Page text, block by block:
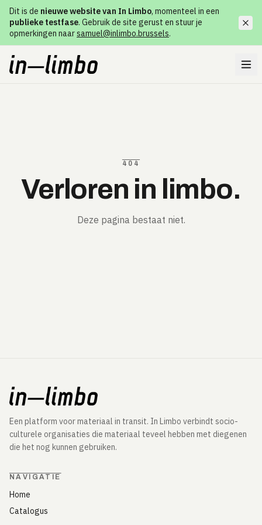
Dit is de nieuwe website van In Limbo, momenteel in een
publieke testfase. Gebruik de site gerust en stuur je
opmerkingen naarsamuel@inlimbo.brussels.
404
Verloren in limbo.
Deze pagina bestaat niet.
Een platform voor materiaal in transit. In Limbo verbindt socio-
culturele organisaties die materiaal teveel hebben met diegenen
die het nog kunnen gebruiken.
NAVIGATIE
Home
Catalogus